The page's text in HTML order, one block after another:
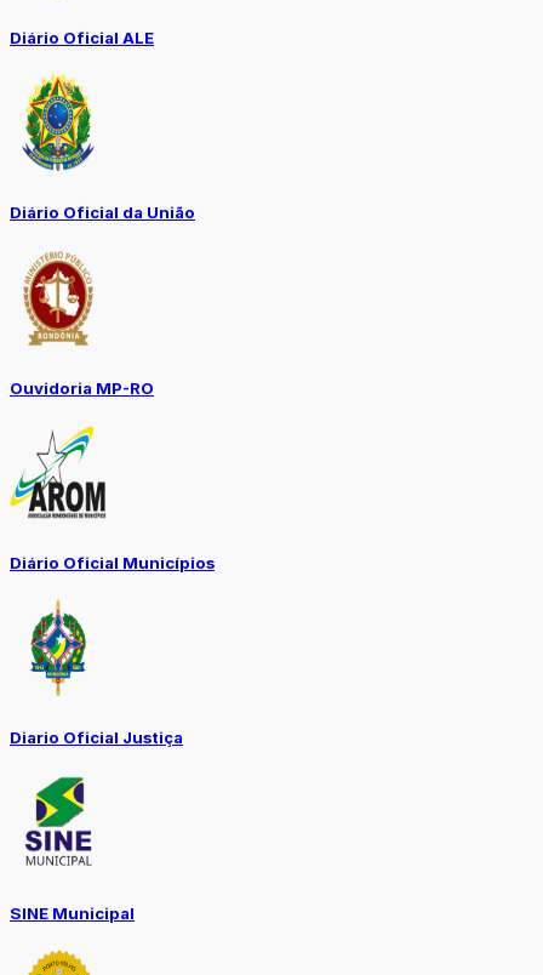
Diário Oficial ALE
Diário Oficial da União
Ouvidoria MP-RO
Diário Oficial Municípios
Diario Oficial Justiça
SINE Municipal